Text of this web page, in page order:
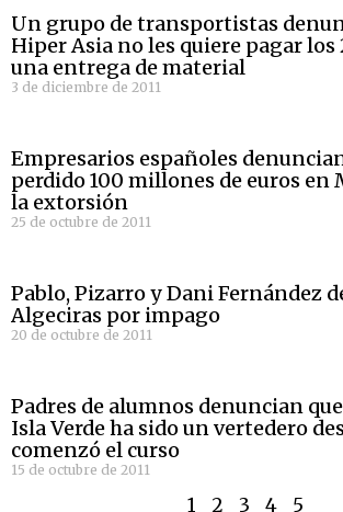
Un grupo de transportistas
Hiper Asia no les quiere pagar los
una entrega de material
3 de diciembre de 2011
Empresarios españoles
perdido 100 millones de euros en
la extorsión
25 de octubre de 2011
Pablo, Pizarro y Dani Fernández
Algeciras por impago
20 de octubre de 2011
Padres de alumnos denuncian
Isla Verde ha sido un vertedero
comenzó el curso
15 de octubre de 2011
1 2 3 4 5